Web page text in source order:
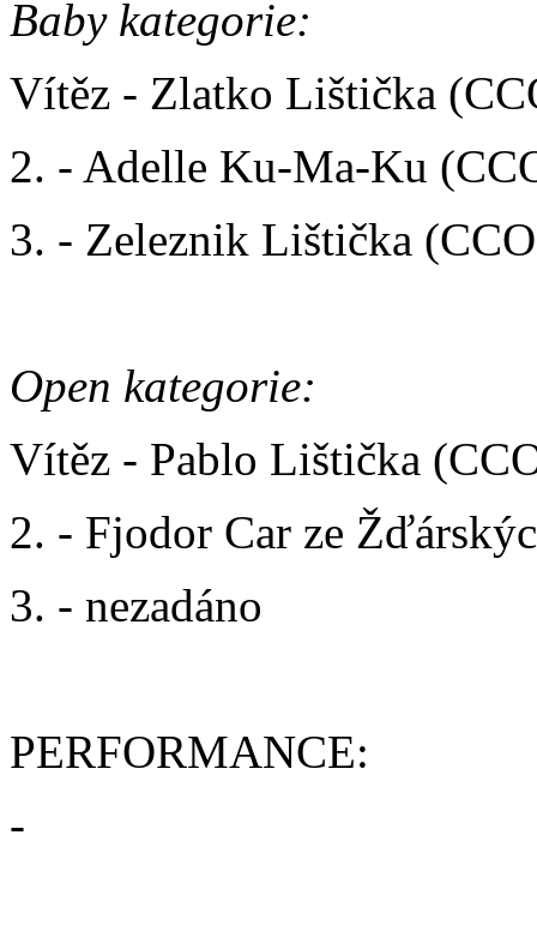
Baby kategorie:
Vítěz - Zlatko Lištička
2. - Adelle Ku-Ma-Ku
3. - Zeleznik Lištička
Open kategorie:
Vítěz - Pablo Lištička
2. - Fjodor Car ze
3. - nezadáno
PERFORMANCE:
-